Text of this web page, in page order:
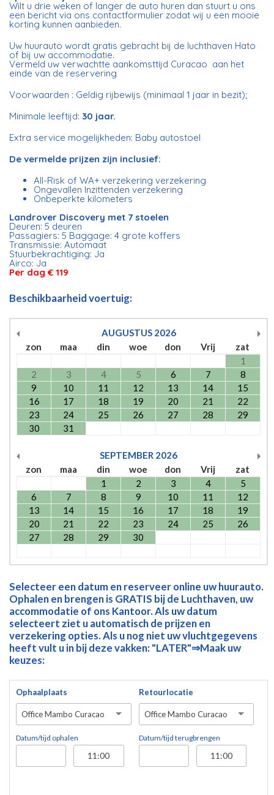
Wilt u drie weken of langer de auto huren dan stuurt u ons
een bericht via ons contactformulier zodat wij u een mooie
korting kunnen aanbieden.
Uw huurauto wordt gratis gebracht bij de luchthaven Hato
of bij uw accommodatie.
Vermeld uw verwachtte aankomsttijd Curacao aan het
einde van de reservering
Voorwaarden : Geldig rijbewijs (minimaal 1 jaar in bezit);
Minimale leeftijd: 30 jaar.
Extra service mogelijkheden: Baby autostoel
De vermelde prijzen zijn inclusief:
All-Risk of WA+ verzekering verzekering
Ongevallen Inzittenden verzekering
Onbeperkte kilometers
Landrover Discovery met 7 stoelen
Deuren: 5 deuren
Passagiers: 5 Baggage: 4 grote koffers
Transmissie: Automaat
Stuurbekrachtiging: Ja
Airco: Ja
Per dag € 119
Beschikbaarheid voertuig:
AUGUSTUS 2026
zon
maa din woe don Vrij
zat
1
2
3 4 5 6 7
8
9
10 11 12 13 14
15
16
17 18 19 20 21
22
23
24 25 26 27 28
29
30
31
SEPTEMBER 2026
zon
maa din woe don Vrij
zat
1
2 3 4
5
6
7 8 9 10 11
12
13
14 15 16 17 18
19
20
21 22 23 24 25
26
27
28 29 30
Selecteer een datum en reserveer online uw huurauto.
Ophalen en brengen is GRATIS bij de Luchthaven, uw
accommodatie of ons Kantoor. Als uw datum
selecteert ziet u automatisch de prijzen en
verzekering opties. Als u nog niet uw vluchtgegevens
heeft vult u in bij deze vakken: "LATER"⇒Maak uw
keuzes:
Ophaalplaats
Office Mambo Curacao
Datum/tijd ophalen
Retourlocatie
Office Mambo Curacao
Datum/tijd terugbrengen